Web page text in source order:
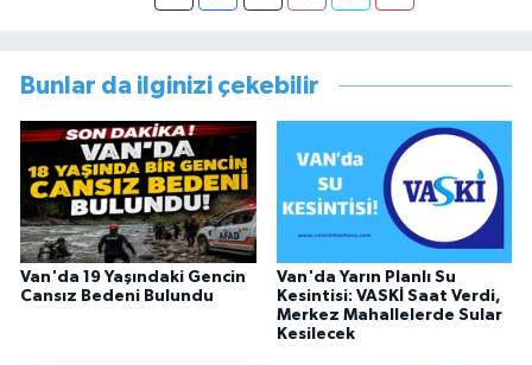
görevi dönüşü Van Sosyal Hizmetler İl
görevini yürütürken istifa edip sosyal medyayı
tercih etmiştir.
Bunlar da ilginizi çekebilir
Van'da 19 Yaşındaki Gencin
Cansız Bedeni Bulundu
Van'da Yarın Planlı Su
Kesintisi: VASKİ Saat Verdi,
Merkez Mahallelerde Sular
Kesilecek